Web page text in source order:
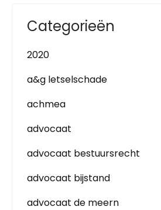
Categorieën
2020
a&g letselschade
achmea
advocaat
advocaat bestuursrecht
advocaat bijstand
advocaat de meern